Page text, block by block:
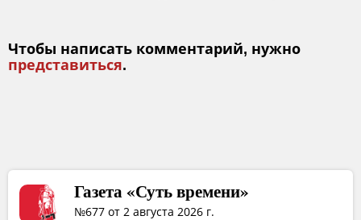
Чтобы написать комментарий, нужно
представиться.
Газета «Суть времени»
№677 от 2 августа 2026 г.